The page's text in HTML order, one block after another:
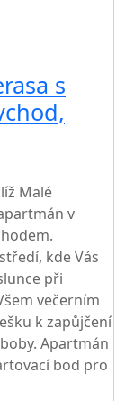
s
Malé
v
kde Vás
při
večerním
k zapůjčení
Apartmán
bod pro